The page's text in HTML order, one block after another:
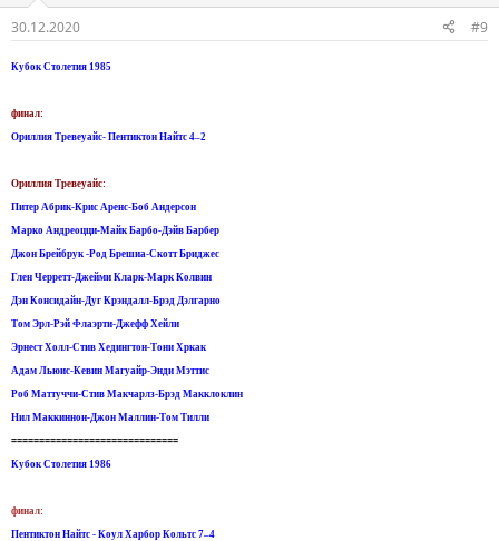
30.12.2020 #9
Кубок Столетия 1985
финал:
Ориллия Тревеуайс- Пентиктон Найтс 4–2
Ориллия Тревеуайс:
Питер Абрик-Крис Аренс-Боб Андерсон
Марко Андреоцци-Майк Барбо-Дэйв Барбер
Джон Брейбрук -Род Брешиа-Скотт Бриджес
Глен Черретт-Джейми Кларк-Марк Колвин
Дэн Консидайн-Дуг Крэндалл-Брэд Дэлгарно
Том Эрл-Рэй Флаэрти-Джефф Хейли
Эрнест Холл-Стив Хедингтон-Тони Хркак
Адам Льюис-Кевин Магуайр-Энди Мэттис
Роб Маттуччи-Стив Макчарлз-Брэд Макклоклин
Нил Маккиннон-Джон Маллин-Том Тилли
==============================
Кубок Столетия 1986
финал:
Пентиктон Найтс - Коул Харбор Кольтс 7–4